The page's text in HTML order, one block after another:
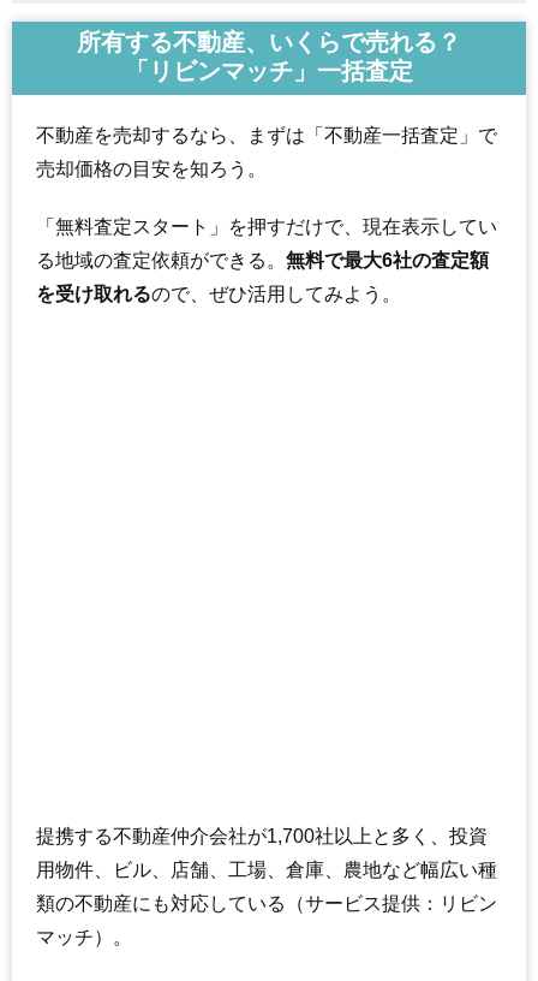
所有する不動産、いくらで売れる？
「リビンマッチ」一括査定
不動産を売却するなら、まずは「不動産一括査定」で
売却価格の目安を知ろう。
「無料査定スタート」を押すだけで、現在表示してい
る地域の査定依頼ができる。 無料で最大6社の査定額
を受け取れるので、ぜひ活用してみよう。
提携する不動産仲介会社が1,700社以上と多く、投資
用物件、ビル、店舗、工場、倉庫、農地など幅広い種
類の不動産にも対応している（サービス提供：リビン
マッチ）。